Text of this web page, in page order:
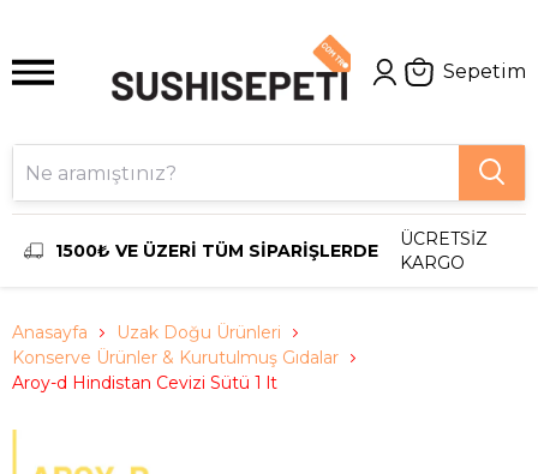
Sepetim
1500₺ VE ÜZERİ TÜM SİPARİŞLERDE
ÜCRETSİZ
KARGO
Anasayfa
Uzak Doğu Ürünleri
Konserve Ürünler & Kurutulmuş Gıdalar
Aroy-d Hindistan Cevizi Sütü 1 lt